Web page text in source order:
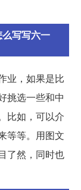
么写写六一
业，如果是比
挑选一些和中
比如，可以介
等等。用图文
了然，同时也